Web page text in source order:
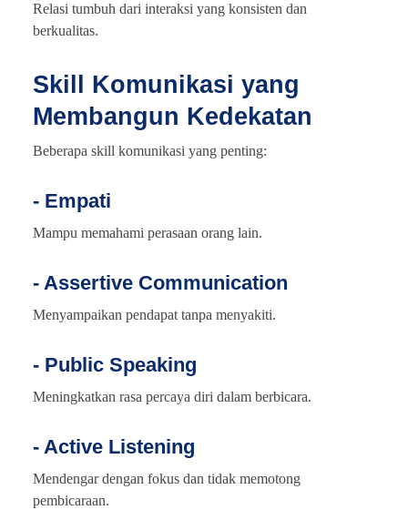
Relasi tumbuh dari interaksi yang konsisten dan
berkualitas.
Skill Komunikasi yang
Membangun Kedekatan
Beberapa skill komunikasi yang penting:
- Empati
Mampu memahami perasaan orang lain.
- Assertive Communication
Menyampaikan pendapat tanpa menyakiti.
- Public Speaking
Meningkatkan rasa percaya diri dalam berbicara.
- Active Listening
Mendengar dengan fokus dan tidak memotong
pembicaraan.